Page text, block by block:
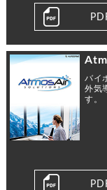
バイ
外気
す。